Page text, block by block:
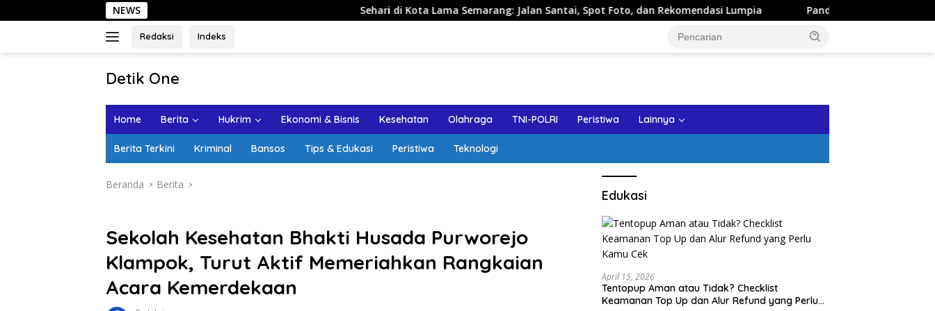
ke
NEWS Sehari di Kota Lama Semarang: Jalan Santai, Spot Foto, dan Rekomendasi Lumpia Panduan Wisata Keluarga ke Kota Batu:
Redaksi Indeks
Detik One
Ungkap
Home Berita Hukrim Ekonomi & Bisnis Kesehatan Olahraga TNI-POLRI Peristiwa Lainnya
Berita Terkini Kriminal Bansos Tips & Edukasi Peristiwa Teknologi
Beranda Berita
Sekolah Kesehatan Bhakti Husada Purworejo
Klampok, Turut Aktif Memeriahkan Rangkaian
Acara Kemerdekaan
Edukasi
April 15, 2026
Tentopup Aman atau Tidak? Checklist
Keamanan Top Up dan Alur Refund yang Perlu